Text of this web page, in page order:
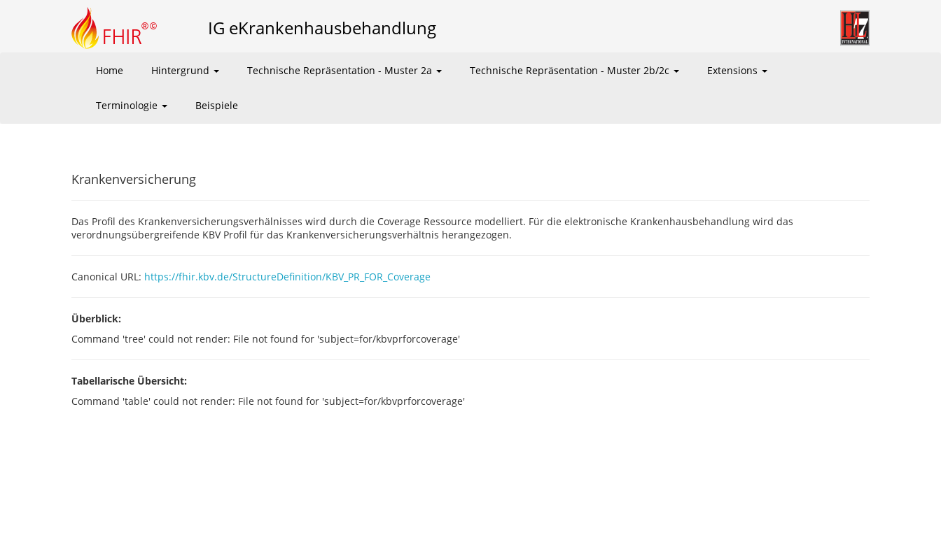
IG eKrankenhausbehandlung
Home Hintergrund Technische Repräsentation - Muster 2a Technische Repräsentation - Muster 2b/2c Extensions
Terminologie Beispiele
Krankenversicherung
Das Profil des Krankenversicherungsverhälnisses wird durch die Coverage Ressource modelliert. Für die elektronische Krankenhausbehandlung wird das
verordnungsübergreifende KBV Profil für das Krankenversicherungsverhältnis herangezogen.
Canonical URL: https://fhir.kbv.de/StructureDefinition/KBV_PR_FOR_Coverage
Überblick:
Command 'tree' could not render: File not found for 'subject=for/kbvprforcoverage'
Tabellarische Übersicht:
Command 'table' could not render: File not found for 'subject=for/kbvprforcoverage'